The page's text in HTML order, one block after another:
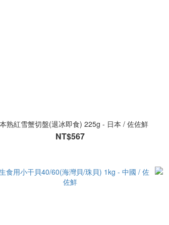
熟紅雪蟹切盤(退冰即食) 225g - 日本 / 佐佐鮮
NT$567